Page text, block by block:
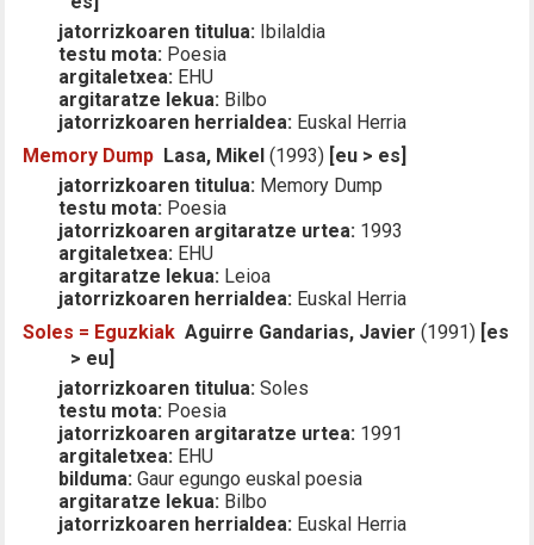
jatorrizkoaren titulua: Ibilaldia
testu mota: Poesia
argitaletxea: EHU
argitaratze lekua: Bilbo
jatorrizkoaren herrialdea: Euskal Herria
Memory Dump Lasa, Mikel (1993) [eu > es]
jatorrizkoaren titulua: Memory Dump
testu mota: Poesia
jatorrizkoaren argitaratze urtea: 1993
argitaletxea: EHU
argitaratze lekua: Leioa
jatorrizkoaren herrialdea: Euskal Herria
Soles = Eguzkiak Aguirre Gandarias, Javier (1991) [es
> eu]
jatorrizkoaren titulua: Soles
testu mota: Poesia
jatorrizkoaren argitaratze urtea: 1991
argitaletxea: EHU
bilduma: Gaur egungo euskal poesia
argitaratze lekua: Bilbo
jatorrizkoaren herrialdea: Euskal Herria